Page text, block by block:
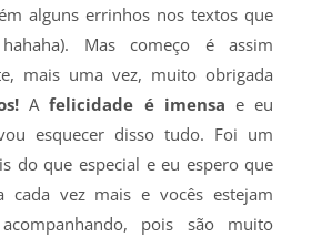
alguns errinhos nos textos que
hahaha). Mas começo é assim
mais uma vez, muito obrigada
Afelicidade é imensa e eu
esquecer disso tudo. Foi um
do que especial e eu espero que
cada vez mais e vocês estejam
pois são muito